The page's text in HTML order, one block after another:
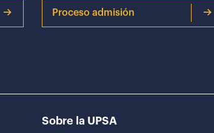
Proceso admisión
Sobre la UPSA